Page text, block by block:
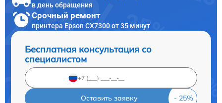
в день обращения
Срочный ремонт
принтера Epson CX7300 от 35 минут
Бесплатная консультация со
специалистом
Оставить заявку